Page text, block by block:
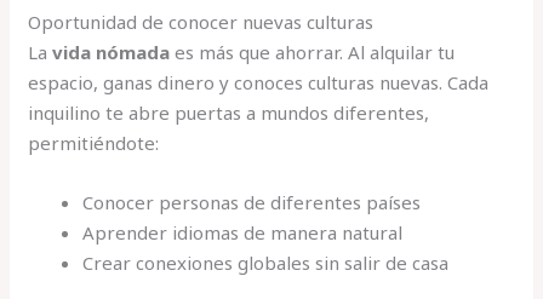
Oportunidad de conocer nuevas culturas
Lavida nómada es más que ahorrar. Al alquilar tu
espacio, ganas dinero y conoces culturas nuevas. Cada
inquilino te abre puertas a mundos diferentes,
permitiéndote:
Conocer personas de diferentes países
Aprender idiomas de manera natural
Crear conexiones globales sin salir de casa